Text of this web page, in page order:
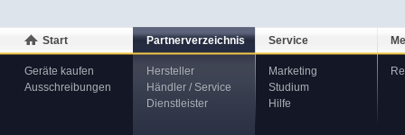
Start
Geräte kaufen
Ausschreibungen
Partnerverzeichnis
Hersteller
Händler / Service
Dienstleister
Service
Marketing
Studium
Hilfe